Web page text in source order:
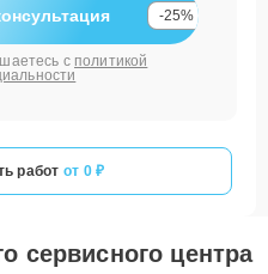
-25%
с политикой
работ от 0 ₽
сервисного центра